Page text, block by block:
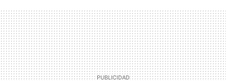
MAIL